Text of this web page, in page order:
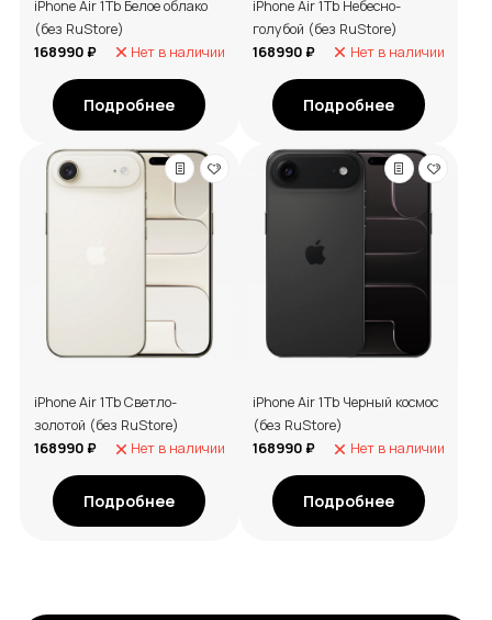
iPhone Air 1Tb Белое облако
(без RuStore)
168990 ₽
Нет в наличии
Подробнее
iPhone Air 1Tb Небесно-
голубой (без RuStore)
168990 ₽
Нет в наличии
Подробнее
iPhone Air 1Tb Светло-
золотой (без RuStore)
168990 ₽
Нет в наличии
Подробнее
iPhone Air 1Tb Черный космос
(без RuStore)
168990 ₽
Нет в наличии
Подробнее